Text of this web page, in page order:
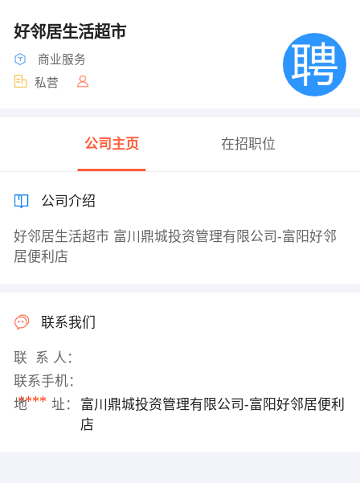
好邻居生活超市
商业服务
私营
公司主页 在招职位
公司介绍
好邻居生活超市 富川鼎城投资管理有限公司-富阳好邻
居便利店
联系我们
联 系 人：
联系手机：
****
地 址：
富川鼎城投资管理有限公司-富阳好邻居便利
店